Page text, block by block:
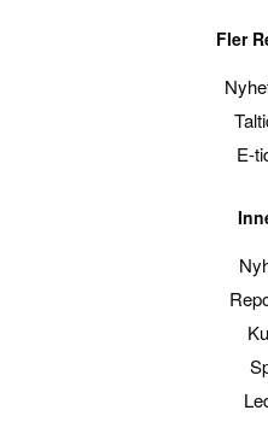
Fler
E-